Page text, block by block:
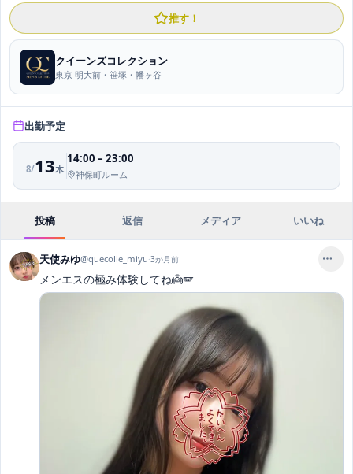
推す！
クイーンズコレクション
東京 明大前・笹塚・幡ヶ谷
出勤予定
8/13木
14:00 –23:00
神保町ルーム
投稿 返信 メディア いいね
天使みゆ@quecolle_miyu·3か月前
メンエスの極み体験してね👼🪽